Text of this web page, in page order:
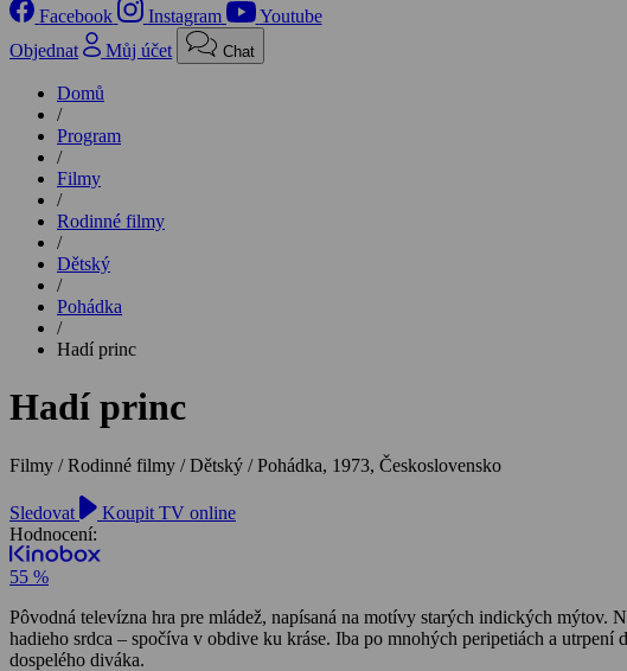
Facebook Instagram
Youtube
Objednat
Můj účet Chat
Domů
/
Program
/
Filmy
/
Rodinné filmy
/
Dětský
/
Pohádka
/
Hadí princ
Hadí princ
Filmy / Rodinné filmy / Dětský / Pohádka, 1973, Československo
Sledovat
Koupit TV online
Hodnocení:
55 %
Pôvodná televízna hra pre mládež, napísaná na motívy starých indických mýtov.
hadieho srdca – spočíva v obdive ku kráse. Iba po mnohých peripetiách a
dospelého diváka.